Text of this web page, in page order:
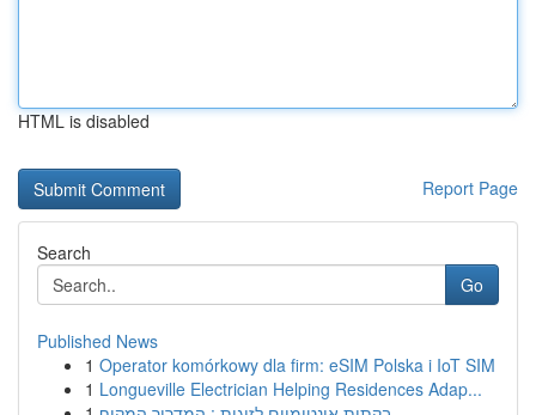
HTML is disabled
Report Page
Search
Go
Published News
1 Operator komórkowy dla firm: eSIM Polska i IoT SIM
1 Longueville Electrician Helping Residences Adap...